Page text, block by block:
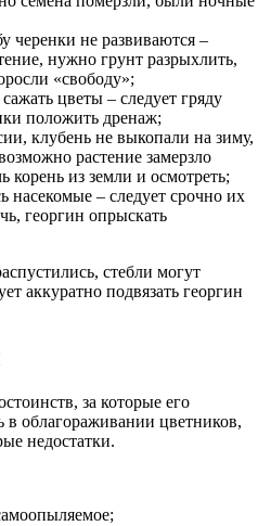
черенки не развиваются –
нужно грунт разрыхлить,
«свободу»;
цветы – следует гряду
положить дренаж;
клубень не выкопали на зиму,
растение замерзло
корень из земли и осмотреть;
насекомые – следует срочно их
георгин опрыскать
стебли могут
аккуратно подвязать георгин
за которые его
в облагораживании цветников,
недостатки.